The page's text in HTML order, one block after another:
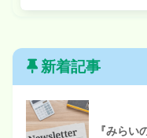
新着記事
『みらい